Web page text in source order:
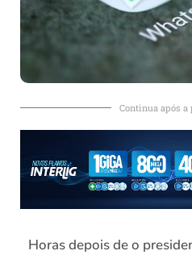
Continua após
Horas depois de o